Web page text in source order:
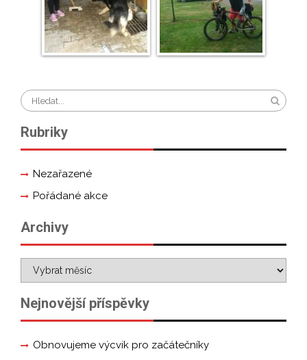
Rubriky
Nezařazené
Pořádané akce
Archivy
Nejnovější příspěvky
Obnovujeme výcvik pro začátečníky